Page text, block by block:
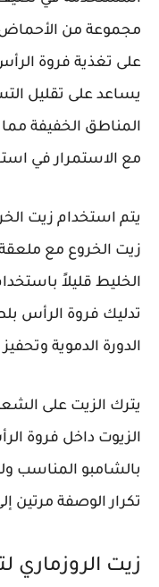
مجموعة من الأحماض
على تغذية فروة
يساعد على تقليل
المناطق الخفيفة
مع الاستمرار في
يتم استخدام زيت
زيت الخروع مع
الخليط قليلاً
تدليك فروة الرأس
الدورة الدموية
يترك الزيت على
الزيوت داخل فروة
بالشامبو المناسب
تكرار الوصفة مرتين
زيت الروزماري